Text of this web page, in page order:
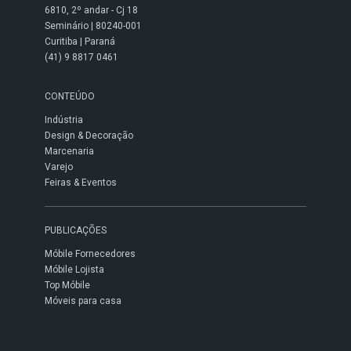
6810, 2º andar - Cj 18
Seminário | 80240-001
Curitiba | Paraná
(41) 9 8817 0461
CONTEÚDO
Indústria
Design & Decoração
Marcenaria
Varejo
Feiras & Eventos
PUBLICAÇÕES
Móbile Fornecedores
Móbile Lojista
Top Móbile
Móveis para casa